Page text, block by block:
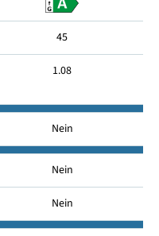
45
1.08
Nein
Nein
Nein